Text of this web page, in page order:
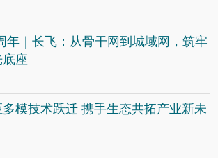
年｜长飞：从骨干网到城域网，筑牢
座
模技术跃迁 携手生态共拓产业新未